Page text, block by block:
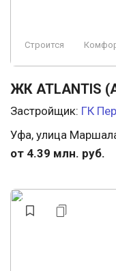
Строится
ЖК ATLANTIS
Застройщик: ГК
Уфа, улица
от 4.39 млн. руб.